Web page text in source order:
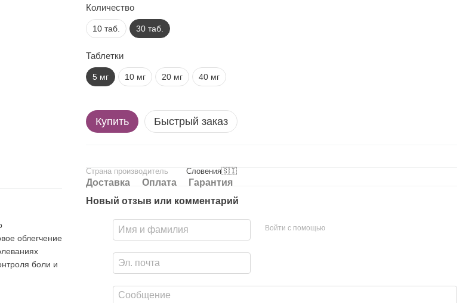
облегчение
боли и
Количество
10 таб. 30 таб.
Таблетки
5 мг 10 мг 20 мг 40 мг
Купить Быстрый заказ
Страна производитель Словения🇸🇮
Доставка Оплата
Гарантия
Новый отзыв или комментарий
Войти с помощью